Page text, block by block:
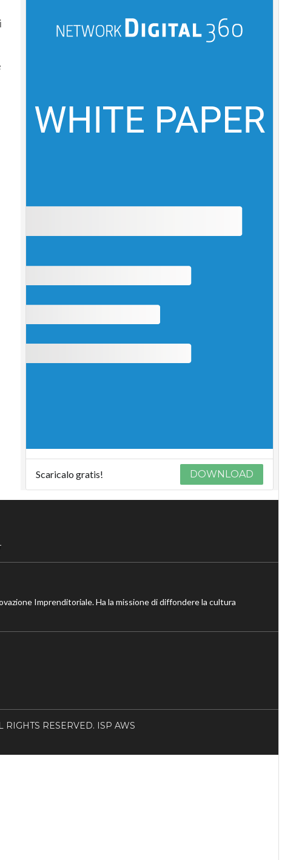
Scaricalo gratis! DOWNLOAD
Imprenditoriale. Ha la missione di diffondere la cultura
RESERVED. ISP AWS